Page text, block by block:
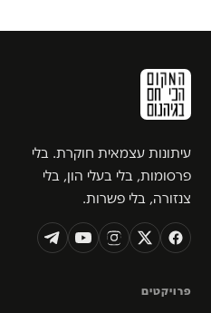
עיתונות עצמאית חוקרת. בלי
פרסומות, בלי בעלי הון, בלי
צנזורה, בלי פשרות.
פרויקטים